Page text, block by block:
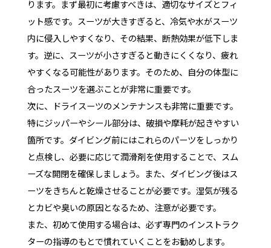
ります。まず最初に考慮すべきは、適切なサイズとフィ
ット感です。スーツが大きすぎると、冷気や水がスーツ
内に侵入しやすくなり、その結果、断熱効果が低下しま
す。逆に、スーツが小さすぎると動きにくくなり、疲れ
やすくなる可能性があります。そのため、自分の体型に
合ったスーツを選ぶことが非常に重要です。
次に、ドライスーツのメンテナンスも非常に重要です。
特にジッパーやシール部分は、破損や摩耗が起きやすい
箇所です。ダイビング前にはこれらのパーツをしっかり
と点検し、必要に応じて潤滑剤を使用することで、スム
ーズな開閉を確保しましょう。また、ダイビング後はス
ーツをきちんと乾燥させることが必要です。湿気が残る
とカビや臭いの原因となるため、注意が必要です。
また、初めて使用する場合は、必ず専門のインストラク
ターの指導のもとで慣れていくことをお勧めします。